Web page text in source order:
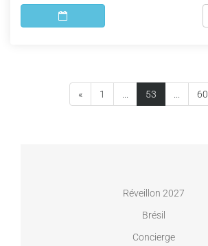
« 1 53 60
Réveillon 2027
Brésil
Concierge